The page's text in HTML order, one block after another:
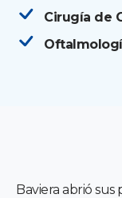
Cirugía de
Baviera abrió